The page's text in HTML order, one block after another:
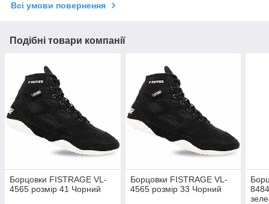
Всі умови повернення
Подібні товари компанії
Борцовки FISTRAGE VL-
4565 розмір 41 Чорний
Борцовки FISTRAGE VL-
4565 розмір 33 Чорний